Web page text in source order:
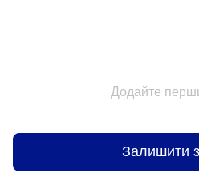
Додайте
Залишити